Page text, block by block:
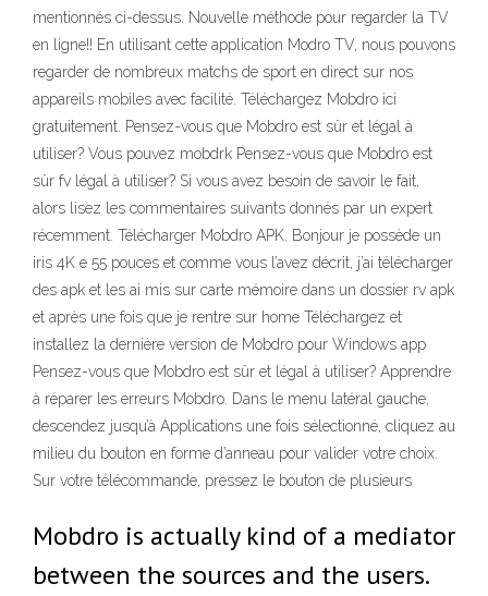
mentionnés ci-dessus. Nouvelle méthode pour regarder la TV
en ligne!! En utilisant cette application Modro TV, nous pouvons
regarder de nombreux matchs de sport en direct sur nos
appareils mobiles avec facilité. Téléchargez Mobdro ici
gratuitement. Pensez-vous que Mobdro est sûr et légal à
utiliser? Vous pouvez mobdrk Pensez-vous que Mobdro est
sûr fv légal à utiliser? Si vous avez besoin de savoir le fait,
alors lisez les commentaires suivants donnés par un expert
récemment. Télécharger Mobdro APK. Bonjour je possède un
iris 4K e 55 pouces et comme vous l’avez décrit, j’ai télécharger
des apk et les ai mis sur carte mémoire dans un dossier rv apk
et après une fois que je rentre sur home Téléchargez et
installez la dernière version de Mobdro pour Windows app
Pensez-vous que Mobdro est sûr et légal à utiliser? Apprendre
à réparer les erreurs Mobdro. Dans le menu latéral gauche,
descendez jusqu’à Applications une fois sélectionné, cliquez au
milieu du bouton en forme d’anneau pour valider votre choix.
Sur votre télécommande, pressez le bouton de plusieurs
Mobdro is actually kind of a mediator
between the sources and the users.